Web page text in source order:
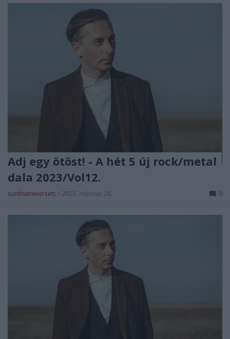
Adj egy ötöst! - A hét 5 új rock/metal
dala 2023/Vol12.
sunthatneversets • 2023. március 26. 0